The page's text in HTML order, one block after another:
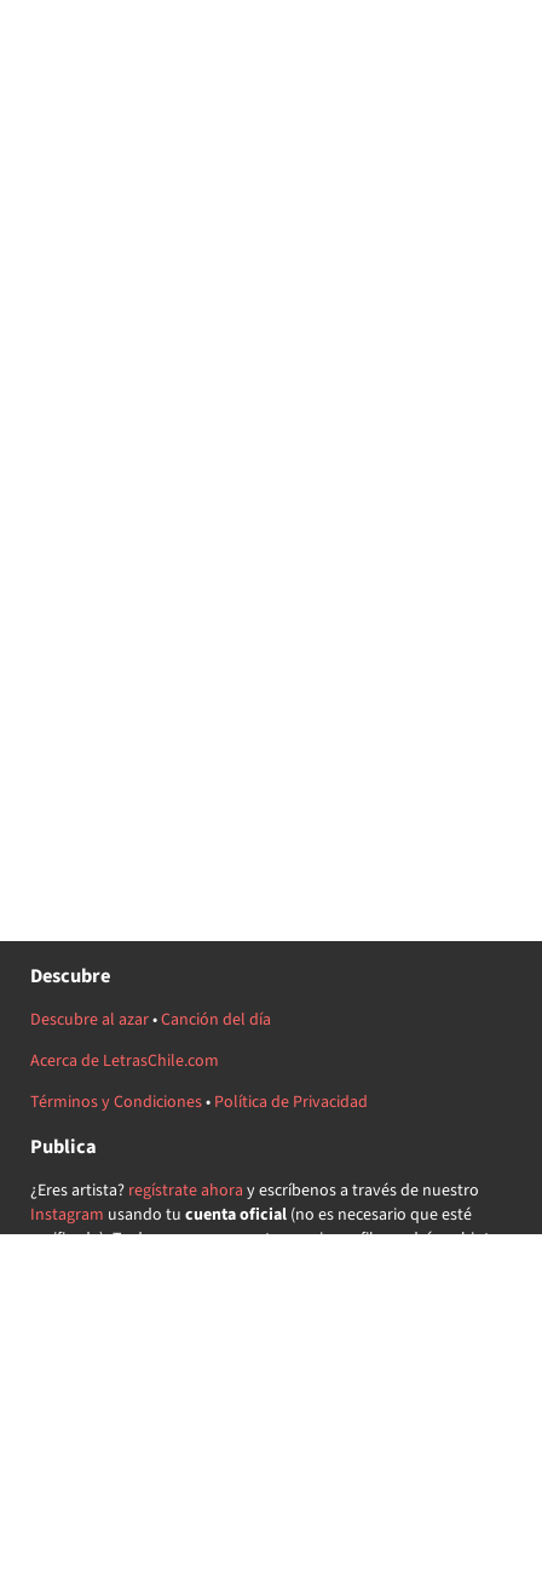
Descubre
Descubre al azar•Canción del día
Acerca de LetrasChile.com
Términos y Condiciones• Política de Privacidad
Publica
¿Eres artista? regístrate ahora y escríbenos a través de nuestro
Instagram usando tu cuenta oficial(no es necesario que esté
verificada) ¡Te daremos acceso a tu propio perfil y podrás subir tus